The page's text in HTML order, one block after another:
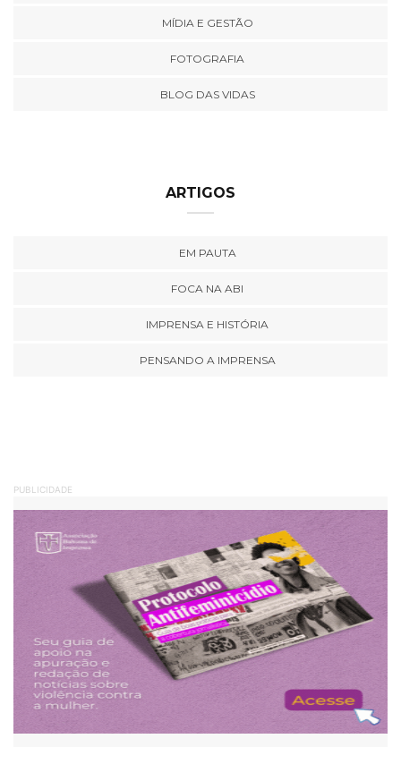
MÍDIA E GESTÃO
FOTOGRAFIA
BLOG DAS VIDAS
ARTIGOS
EM PAUTA
FOCA NA ABI
IMPRENSA E HISTÓRIA
PENSANDO A IMPRENSA
PUBLICIDADE